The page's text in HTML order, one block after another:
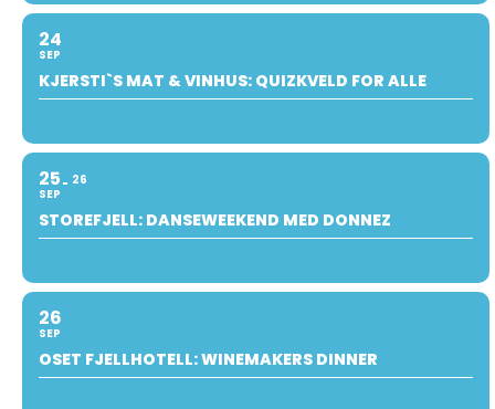
24
SEP
KJERSTI`S MAT & VINHUS: QUIZKVELD FOR ALLE
25
SEP
26
STOREFJELL: DANSEWEEKEND MED DONNEZ
26
SEP
OSET FJELLHOTELL: WINEMAKERS DINNER